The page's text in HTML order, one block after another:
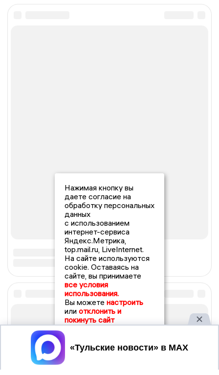
Нажимая кнопку вы
даете согласие на
обработку персональных
данных
с использованием
интернет-сервиса
Яндекс.Метрика,
top.mail.ru, LiveInternet.
На сайте используются
cookie. Оставаясь на
сайте, вы принимаете
все условия
использования.
Вы можете настроить
или отклонить и
покинуть сайт
Принять